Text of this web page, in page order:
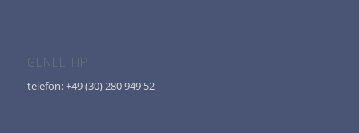
GENEL TIP
telefon: +49 (30) 280 949 52